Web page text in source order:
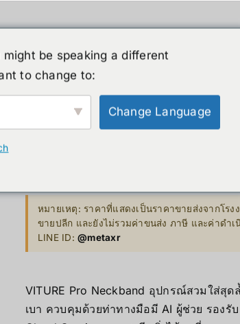
Smart Glasses &
Hololens 2
C. GPU &
VGA Card
Supermicro GPU
Mini/Micro PC &
ดราคา
เกี่ยวกับเรา
VITURE Pro
range:
8,400.00฿
หมายเหตุ: ราคาที่แสดงเป็นราคาขายส่งจากโร
ขายปลีก และยังไม่รวมค่าขนส่ง ภาษี และค่าดำ
LINE ID:@metaxr
VITURE Pro Neckband อุปกรณ์สวมใส่สุด
เบา ควบคุมด้วยท่าทางมือมี AI ผู้ช่วย รองรั
be speaking a different
to change to:
Change Language